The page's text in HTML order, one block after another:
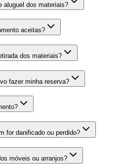
aluguel dos materiais?
aceitas?
dos materiais?
fazer minha reserva?
for danificado ou perdido?
móveis ou arranjos?